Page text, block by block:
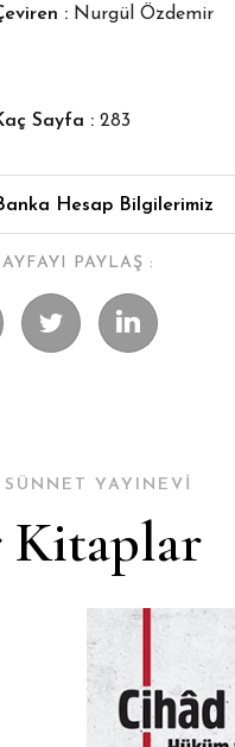
: Nurgül Özdemir
Sayfa : 283
Hesap Bilgilerimiz
PAYLAŞ :
YAYINEVİ
Kitaplar